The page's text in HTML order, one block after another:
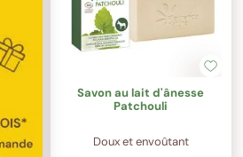
Savon au lait d'ânesse
Patchouli
Doux et envoûtant